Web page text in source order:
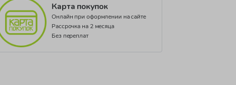
Карта покупок
Онлайн при оформлении на сайте
Рассрочка на 2 месяца
Без переплат